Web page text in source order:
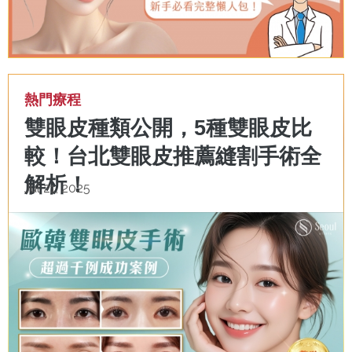
熱門療程
雙眼皮種類公開，5種雙眼皮比
較！台北雙眼皮推薦縫割手術全
解析！
Jul 21, 2025